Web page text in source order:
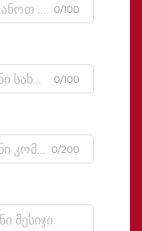
0/100
0/100
0/200